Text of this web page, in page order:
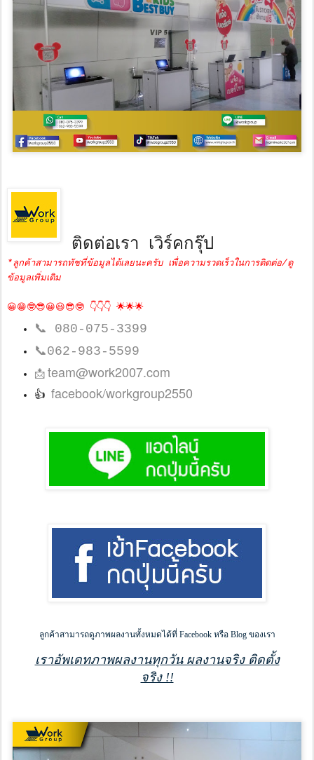
ติดต่อเรา เวิร์คกรุ๊ป
*ลูกค้าสามารถทัชที่ข้อมูลได้เลยนะครับ เพื่อความรวดเร็วในการติดต่อ/ดู
ข้อมูลเพิ่มเติม
😀😁🤓😎😀😃😎🤓 👇👇👇 🌟🌟🌟
📞 080-075-3399
📞062-983-5599
📩team@work2007.com
👍 facebook/workgroup2550
ลูกค้าสามารถดูภาพผลงานทั้งหมดได้ที่ Facebook หรือ Blog ของเรา
เราอัพเดทภาพผลงานทุกวัน ผลงานจริง ติดตั้ง
จริง !!